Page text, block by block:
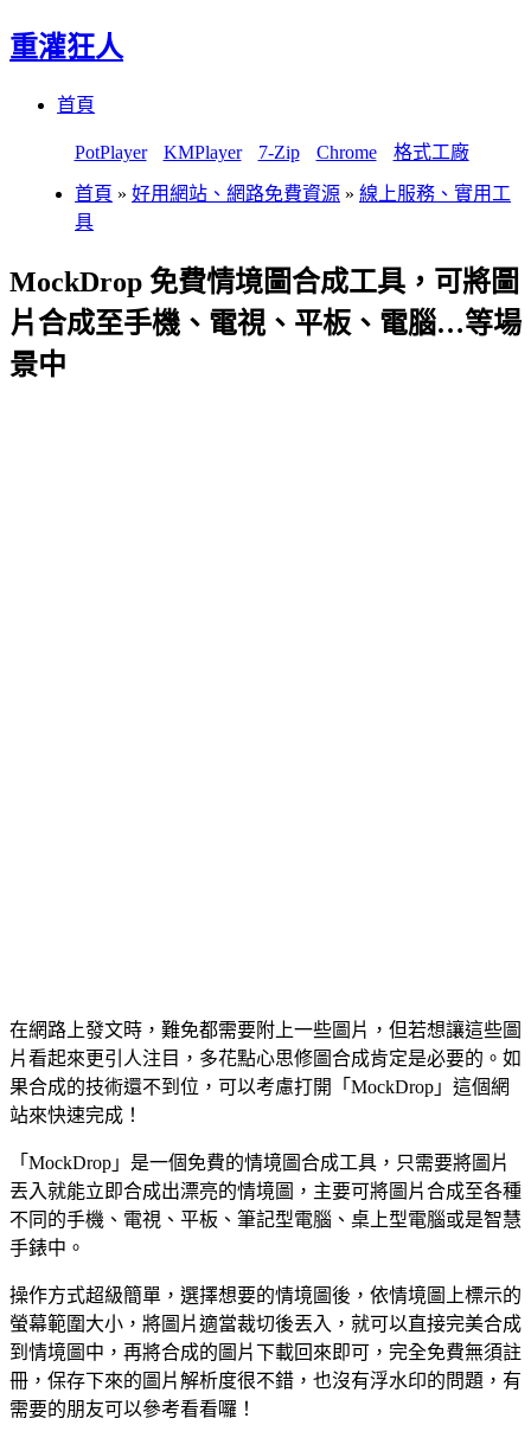
重灌狂人
首頁
PotPlayer KMPlayer 7-Zip Chrome 格式工廠
首頁 » 好用網站、網路免費資源 » 線上服務、實用工
具
MockDrop 免費情境圖合成工具，可將圖
片合成至手機、電視、平板、電腦…等場
景中
在網路上發文時，難免都需要附上一些圖片，但若想讓這些圖
片看起來更引人注目，多花點心思修圖合成肯定是必要的。如
果合成的技術還不到位，可以考慮打開「MockDrop」這個網
站來快速完成！
「MockDrop」是一個免費的情境圖合成工具，只需要將圖片
丟入就能立即合成出漂亮的情境圖，主要可將圖片合成至各種
不同的手機、電視、平板、筆記型電腦、桌上型電腦或是智慧
手錶中。
操作方式超級簡單，選擇想要的情境圖後，依情境圖上標示的
螢幕範圍大小，將圖片適當裁切後丟入，就可以直接完美合成
到情境圖中，再將合成的圖片下載回來即可，完全免費無須註
冊，保存下來的圖片解析度很不錯，也沒有浮水印的問題，有
需要的朋友可以參考看看囉！